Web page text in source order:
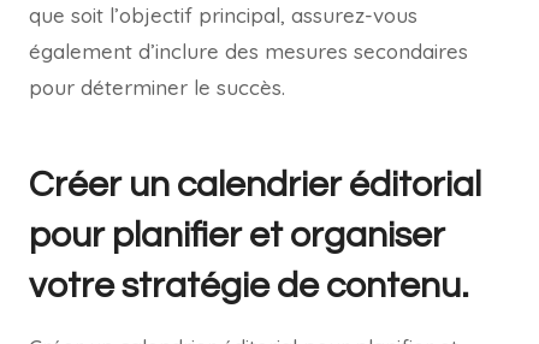
que soit l’objectif principal, assurez-vous
également d’inclure des mesures secondaires
pour déterminer le succès.
Créer un calendrier éditorial
pour planifier et organiser
votre stratégie de contenu.